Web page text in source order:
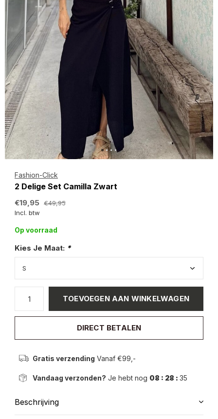
Fashion-Click
2 Delige Set Camilla Zwart
€19,95 €49,95
Incl. btw
Op voorraad
Kies Je Maat: *
TOEVOEGEN AAN WINKELWAGEN
DIRECT BETALEN
Gratis verzending Vanaf €99,-
Vandaag verzonden? Je hebt nog 08 : 28 : 35
Beschrijving